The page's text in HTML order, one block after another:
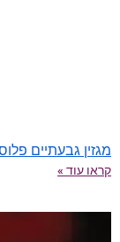
מגזין גבעתיים פלוס
קראו עוד »